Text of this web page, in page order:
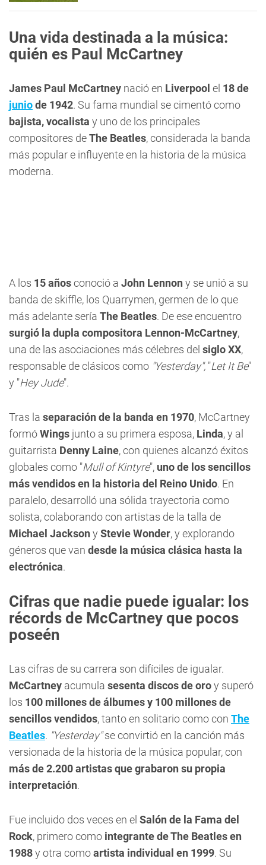
Una vida destinada a la música:
quién es Paul McCartney
James Paul McCartney nació en Liverpool el 18 de
juniode 1942. Su fama mundial se cimentó como
bajista, vocalista y uno de los principales
compositores deThe Beatles, considerada la banda
más popular e influyente en la historia de la música
moderna.
A los 15 añosconoció a John Lennon y se unió a su
banda de skiffle, los Quarrymen, germen de lo que
más adelante sería The Beatles. De ese encuentro
surgió la dupla compositora Lennon-McCartney,
una de las asociaciones más célebres del siglo XX,
responsable de clásicos como "Yesterday", "Let It Be"
y "Hey Jude".
Tras la separación de la banda en 1970, McCartney
formóWings junto a su primera esposa, Linda, y al
guitarrista Denny Laine, con quienes alcanzó éxitos
globales como "Mull of Kintyre", uno de los sencillos
más vendidos en la historia del Reino Unido. En
paralelo, desarrolló una sólida trayectoria como
solista, colaborando con artistas de la talla de
Michael Jackson y Stevie Wonder, y explorando
géneros que van desde la música clásica hasta la
electrónica.
Cifras que nadie puede igualar: los
récords de McCartney que pocos
poseén
Las cifras de su carrera son difíciles de igualar.
McCartney acumula sesenta discos de oroy superó
los 100 millones de álbumes y 100 millones de
sencillos vendidos, tanto en solitario como con The
Beatles. "Yesterday"se convirtió en la canción más
versionada de la historia de la música popular, con
más de 2.200 artistas que grabaron su propia
interpretación.
Fue incluido dos veces en el Salón de la Fama del
Rock, primero como integrante de The Beatles en
1988y otra comoartista individual en 1999. Su